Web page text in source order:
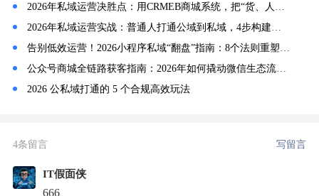
2026年私域运营决胜点：用CRMEB商城系统，把“货、人、场”做到极致
2026年私域运营实战：普通人打通公域到私域，4步构建持续收入系统
告别低效运营！2026小程序私域“翻盘”指南：8个法则重塑转化路径
公众号商城全链路获客指南：2026年如何撬动微信生态流量？
2026 公私域打通的 5 个合规高效玩法
4条留言 写留言
IT假面侠
666